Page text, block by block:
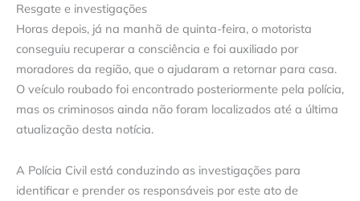
Resgate e investigações
Horas depois, já na manhã de quinta-feira, o motorista
conseguiu recuperar a consciência e foi auxiliado por
moradores da região, que o ajudaram a retornar para casa.
O veículo roubado foi encontrado posteriormente pela polícia,
mas os criminosos ainda não foram localizados até a última
atualização desta notícia.
A Polícia Civil está conduzindo as investigações para
identificar e prender os responsáveis por este ato de